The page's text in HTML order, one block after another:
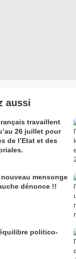
aussi
travaillent
26 juillet pour
de l’Etat et des
mensonge
dénonce !!
politico-